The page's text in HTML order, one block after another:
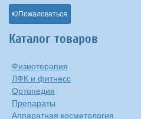
Пожаловаться
Каталог товаров
Физиотерапия
ЛФК и фитнесс
Ортопедия
Препараты
Аппаратная косметология